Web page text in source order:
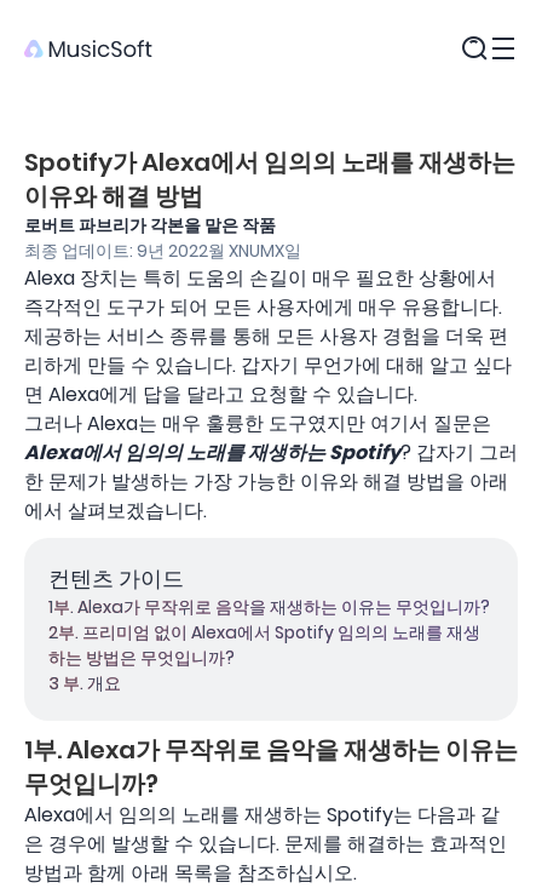
Spotify가 Alexa에서 임의의 노래를 재생하는
이유와 해결 방법
로버트 파브리가 각본을 맡은 작품
최종 업데이트: 9년 2022월 XNUMX일
Alexa 장치는 특히 도움의 손길이 매우 필요한 상황에서
즉각적인 도구가 되어 모든 사용자에게 매우 유용합니다.
제공하는 서비스 종류를 통해 모든 사용자 경험을 더욱 편
리하게 만들 수 있습니다. 갑자기 무언가에 대해 알고 싶다
면 Alexa에게 답을 달라고 요청할 수 있습니다.
그러나 Alexa는 매우 훌륭한 도구였지만 여기서 질문은
Alexa에서 임의의 노래를 재생하는 Spotify? 갑자기 그러
한 문제가 발생하는 가장 가능한 이유와 해결 방법을 아래
에서 살펴보겠습니다.
컨텐츠 가이드
1부. Alexa가 무작위로 음악을 재생하는 이유는 무엇입니까?
2부. 프리미엄 없이 Alexa에서 Spotify 임의의 노래를 재생
하는 방법은 무엇입니까?
3 부. 개요
1부. Alexa가 무작위로 음악을 재생하는 이유는
무엇입니까?
Alexa에서 임의의 노래를 재생하는 Spotify는 다음과 같
은 경우에 발생할 수 있습니다. 문제를 해결하는 효과적인
방법과 함께 아래 목록을 참조하십시오.